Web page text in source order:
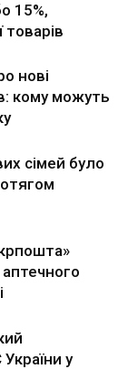
15%,
товарів
нові
кому можуть
сімей було
у